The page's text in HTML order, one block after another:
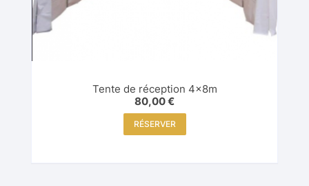
Tente de réception 4x8m
80,00€
RÉSERVER